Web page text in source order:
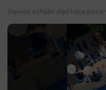
¡Hemos estado aquí hace